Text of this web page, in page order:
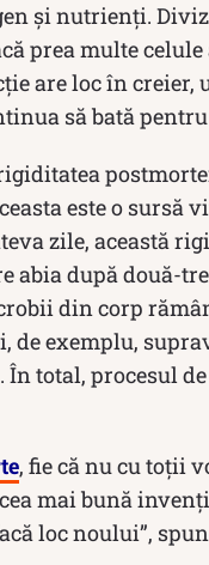
și nutrienți.
prea multe
are loc în
să bată
este o sursă
zile, această
abia după două-
din corp
exemplu,
total, procesul
, fie că nu cu toții
mai bună
loc noului”,